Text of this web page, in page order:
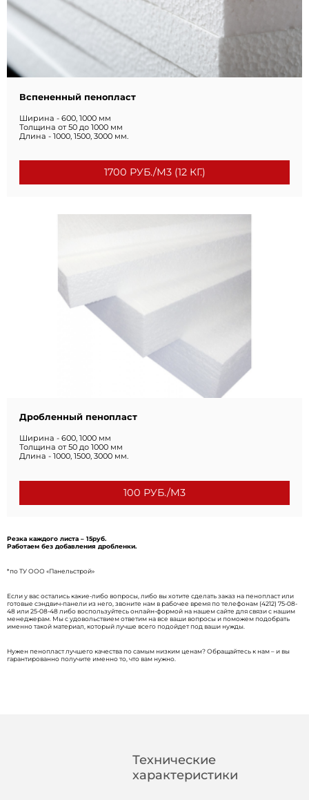
Марка ПСБ С 35*
Толщина от 50 до 1000 мм
3000 РУБ./М3
Вспененный пенопласт
Ширина - 600, 1000 мм
Толщина от 50 до 1000 мм
Резка каждого листа – 15руб.
Работаем без добавления дробленки.
*по ТУ ООО «Панельстрой»
Если у вас остались какие-либо вопросы, либо вы хотите сделать заказ на пенопласт или
готовые сэндвич-панели из него, звоните нам в рабочее время по телефонам (4212) 75-08-
48 или 25-08-48 либо воспользуйтесь онлайн-формой на нашем сайте для связи с нашим
менеджерам. Мы с удовольствием ответим на все ваши вопросы и поможем подобрать
именно такой материал, который лучше всего подойдет под ваши нужды.
Нужен пенопласт лучшего качества по самым низким ценам? Обращайтесь к нам – и вы
гарантированно получите именно то, что вам нужно.
Технические
характеристики